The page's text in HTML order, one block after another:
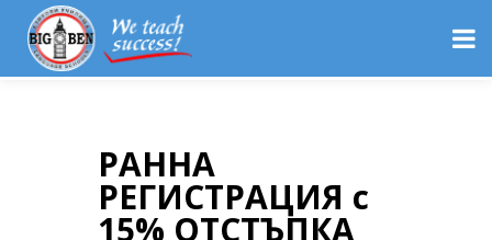
РАННА
РЕГИСТРАЦИЯ с
15% ОТСТЪПКА